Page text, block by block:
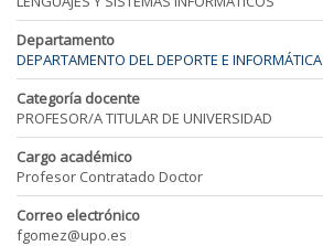
Departamento
DEPARTAMENTO DEL DEPORTE E INFORMÁTICA
Categoría docente
PROFESOR/A TITULAR DE UNIVERSIDAD
Cargo académico
Profesor Contratado Doctor
Correo electrónico
fgomez@upo.es